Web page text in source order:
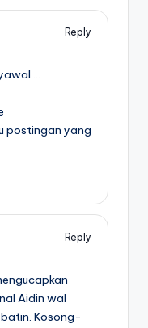
Reply
…
postingan yang
Reply
Aidin wal
Kosong-